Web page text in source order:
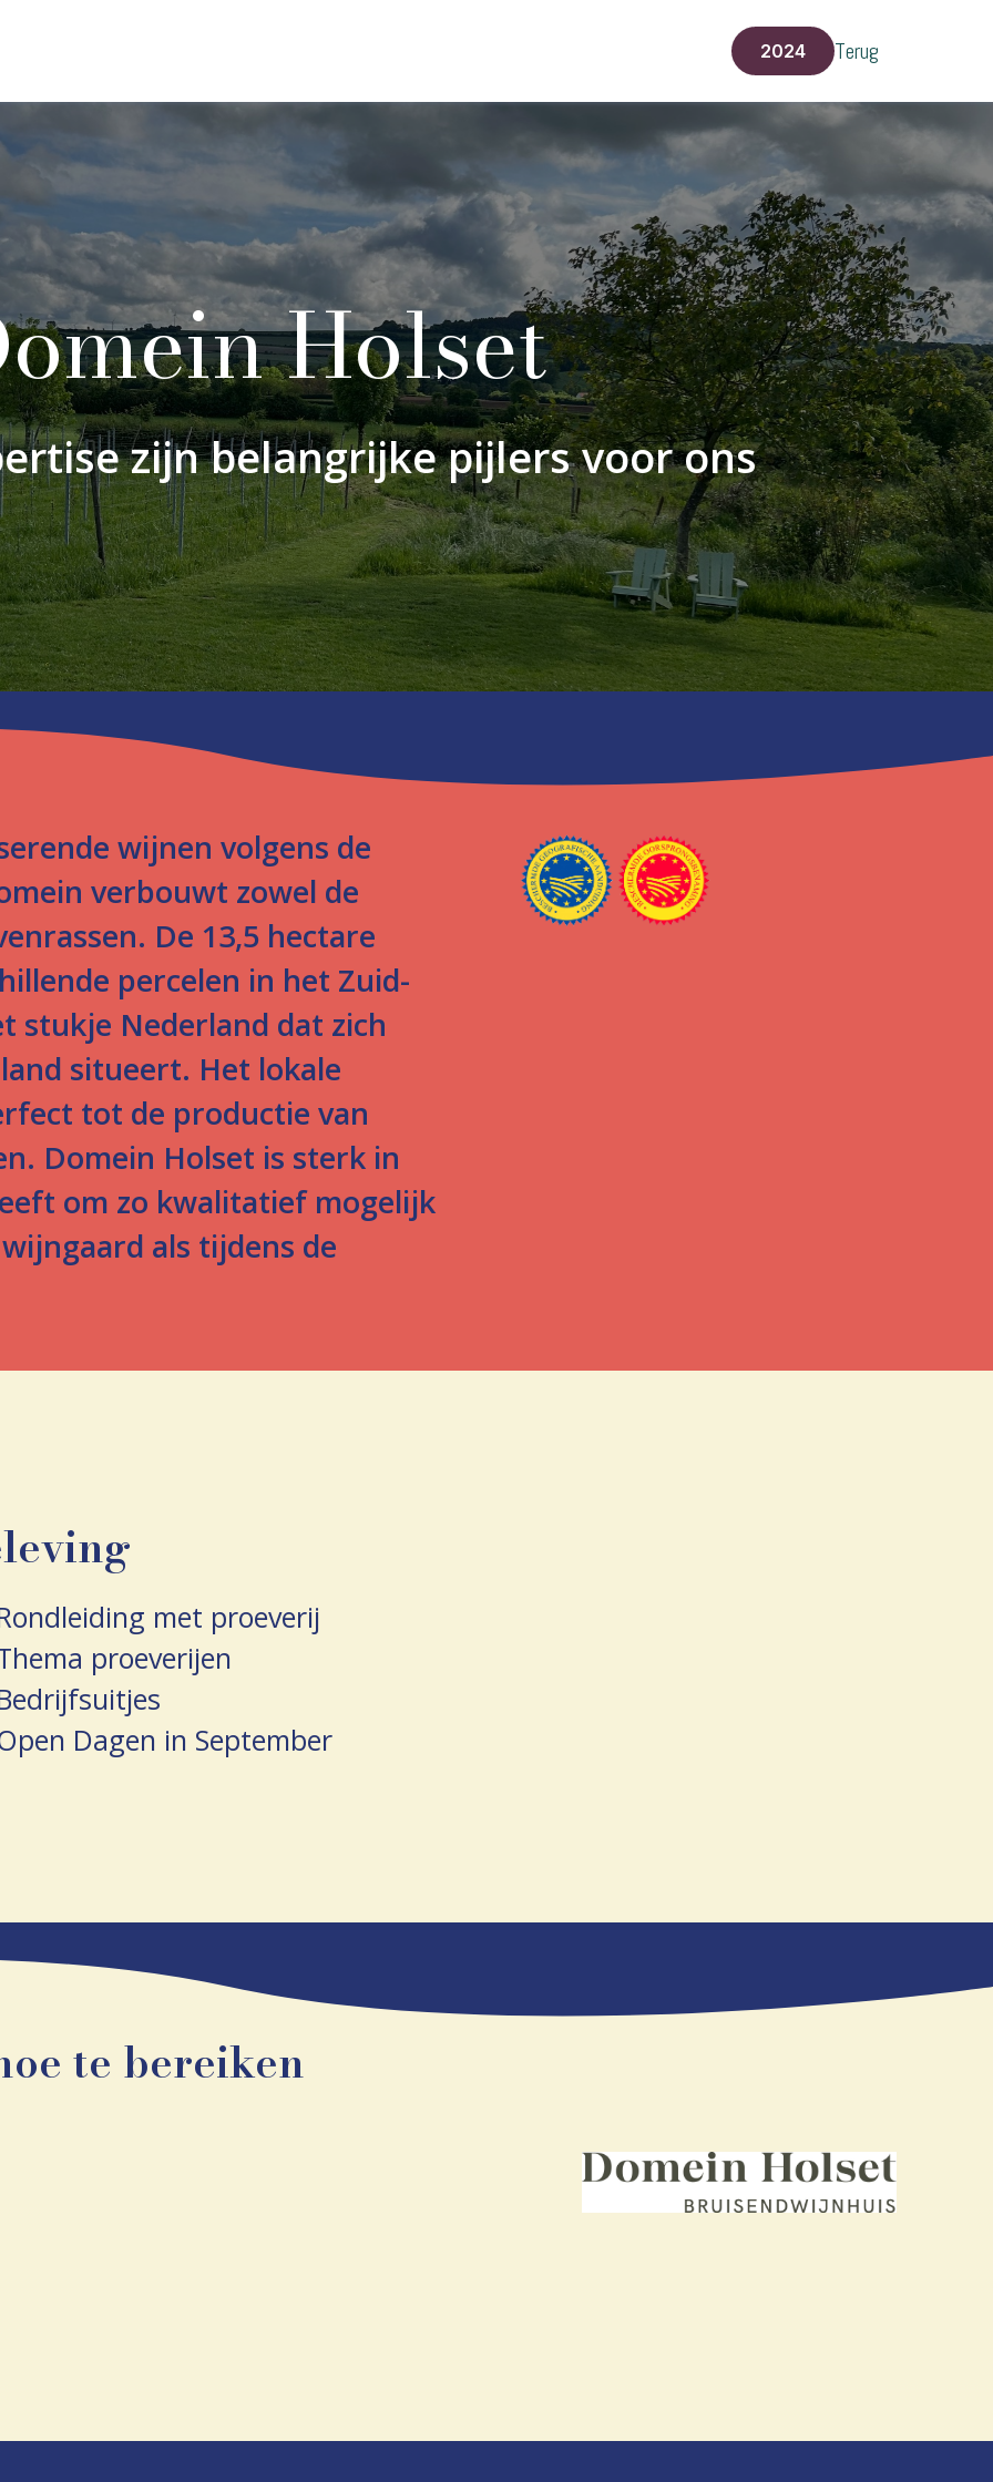
2024 Terug
Holset
zijn belangrijke pijlers voor ons
wijnen volgens de
verbouwt zowel de
De 13,5 hectare
percelen in het Zuid-
stukje Nederland dat zich
situeert. Het lokale
tot de productie van
Domein Holset is sterk in
om zo kwalitatief mogelijk
als tijdens de
met proeverij
proeverijen
Dagen in September
te bereiken